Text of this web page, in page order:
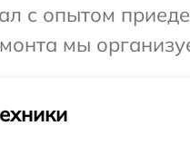
с опытом
мы